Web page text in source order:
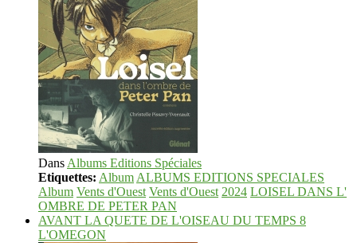
DansAlbums Editions Spéciales
Etiquettes: AlbumALBUMS EDITIONS SPECIALES
Album Vents d'Ouest Vents d'Ouest 2024 LOISEL DANS L'
OMBRE DE PETER PAN
AVANT LA QUETE DE L'OISEAU DU TEMPS 8
L'OMEGON